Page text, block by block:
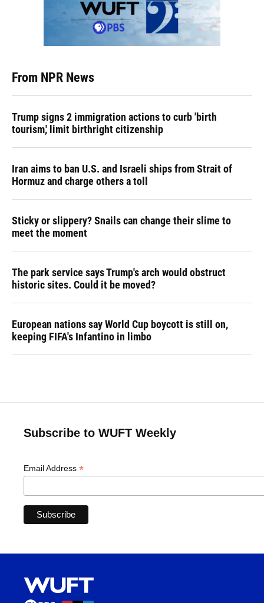
From NPR News
Trump signs 2 immigration actions to curb 'birth
tourism,' limit birthright citizenship
Iran aims to ban U.S. and Israeli ships from Strait of
Hormuz and charge others a toll
Sticky or slippery? Snails can change their slime to
meet the moment
The park service says Trump's arch would obstruct
historic sites. Could it be moved?
European nations say World Cup boycott is still on,
keeping FIFA's Infantino in limbo
Subscribe to WUFT Weekly
Email Address *